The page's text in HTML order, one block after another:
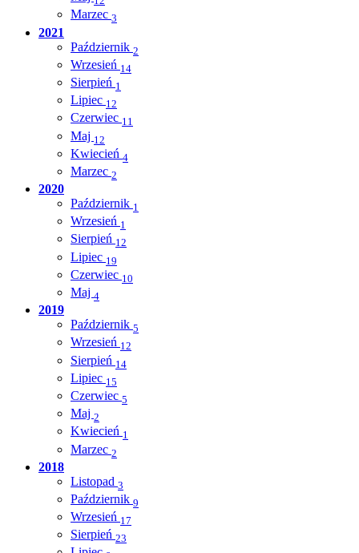
Marzec 3
2021
Październik 2
Wrzesień 14
Sierpień 1
Lipiec 12
Czerwiec 11
Maj 12
Kwiecień 4
Marzec 2
2020
Październik 1
Wrzesień 1
Sierpień 12
Lipiec 19
Czerwiec 10
Maj 4
2019
Październik 5
Wrzesień 12
Sierpień 14
Lipiec 15
Czerwiec 5
Maj 2
Kwiecień 1
Marzec 2
2018
Listopad 3
Październik 9
Wrzesień 17
Sierpień 23